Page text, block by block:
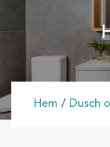
Hem / Dusch